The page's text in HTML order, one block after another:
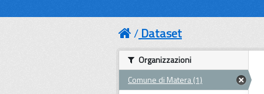
Dataset
Organizzazioni
Comune di Matera (1)